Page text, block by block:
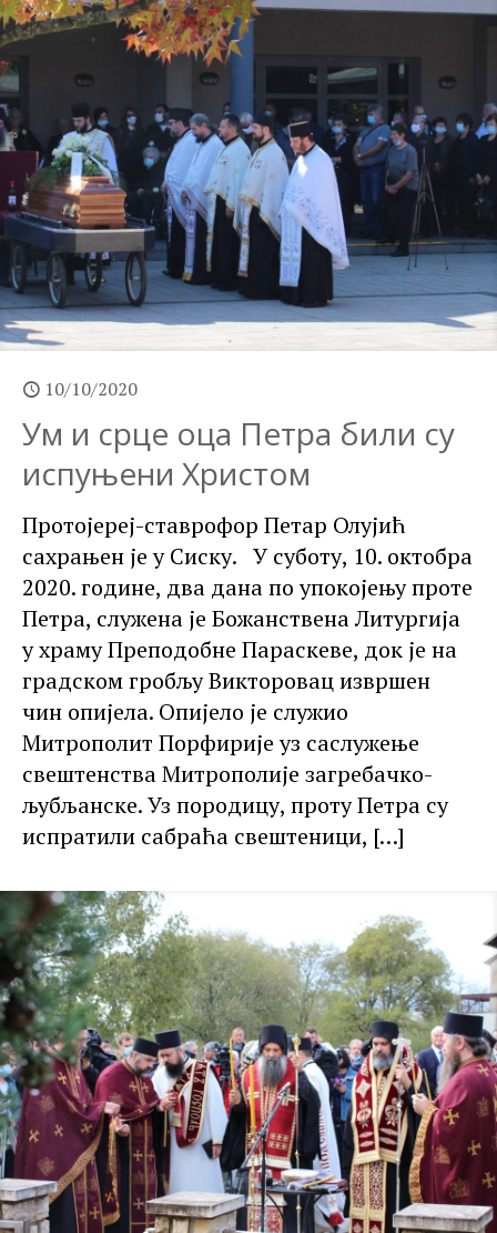
10/10/2020
Ум и срце оца Петра били су
испуњени Христом
Протојереј-ставрофор Петар Олујић
сахрањен је у Сиску. У суботу, 10. октобра
2020. године, два дана по упокојењу проте
Петра, служена је Божанствена Литургија
у храму Преподобне Параскеве, док је на
градском гробљу Викторовац извршен
чин опијела. Опијело је служио
Митрополит Порфирије уз саслужење
свештенства Митрополије загребачко-
љубљанске. Уз породицу, проту Петра су
испратили сабраћа свештеници, […]